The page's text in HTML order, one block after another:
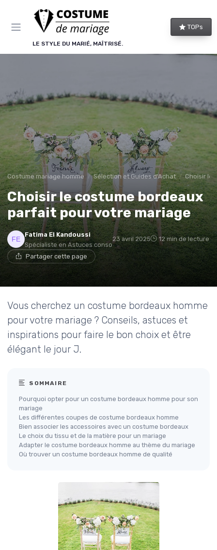
LE STYLE DU MARIÉ, MAÎTRISÉ.
TOPs
Costume mariage homme Sélection et Guides d'Achat Choisir le
Choisir le costume bordeaux
parfait pour votre mariage
Fatima El Kandoussi
Spécialiste en Astuces conso
23 avril 2025 12 min de lecture
Partager cette page
Vous cherchez un costume bordeaux homme
pour votre mariage ? Conseils, astuces et
inspirations pour faire le bon choix et être
élégant le jour J.
SOMMAIRE
Pourquoi opter pour un costume bordeaux homme pour son
mariage
Les différentes coupes de costume bordeaux homme
Bien associer les accessoires avec un costume bordeaux
Le choix du tissu et de la matière pour un mariage
Adapter le costume bordeaux homme au thème du mariage
Où trouver un costume bordeaux homme de qualité